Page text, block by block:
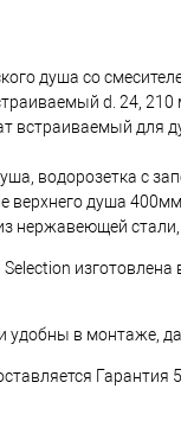
душа со
d. 24, 210
встраиваемый
водорозетка с
верхнего душа
нержавеющей
в монтаже,
Гарантия 5